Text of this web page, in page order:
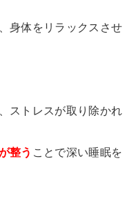
身体をリラックスさせ
ストレスが取り除かれ
整う ことで深い睡眠を